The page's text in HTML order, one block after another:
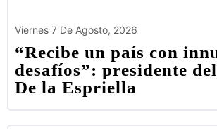
Viernes 7 De Agosto, 2026
“Recibe un país con
desafíos”: presidente
De la Espriella